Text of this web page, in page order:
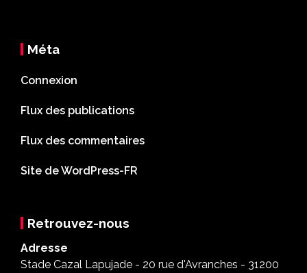
Méta
Connexion
Flux des publications
Flux des commentaires
Site de WordPress-FR
Retrouvez-nous
Adresse
Stade Cazal Lapujade - 20 rue d'Avranches - 31200